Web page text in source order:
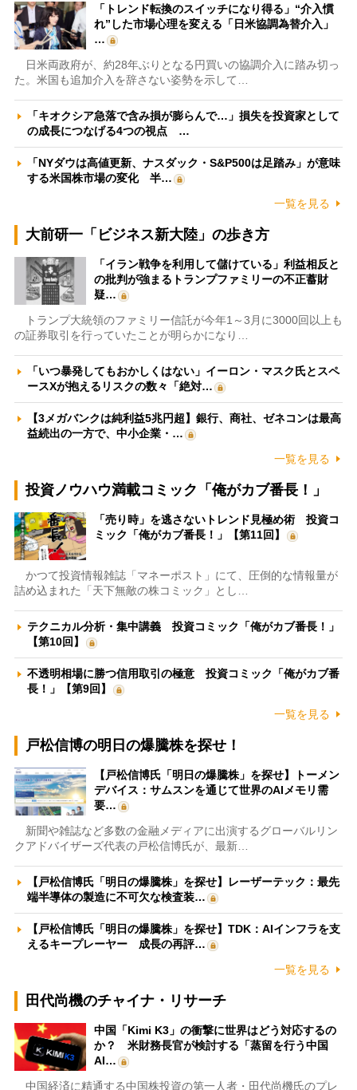
「トレンド転換のスイッチになり得る」“介入慣
れ”した市場心理を変える「日米協調為替介入」
…
日米両政府が、約28年ぶりとなる円買いの協調介入に踏み切っ
た。米国も追加介入を辞さない姿勢を示して…
「キオクシア急落で含み損が膨らんで…」損失を投資家として
の成長につなげる4つの視点 …
「NYダウは高値更新、ナスダック・S&P500は足踏み」が意味
する米国株市場の変化 半…
一覧を見る
大前研一「ビジネス新大陸」の歩き方
「イラン戦争を利用して儲けている」利益相反と
の批判が強まるトランプファミリーの不正蓄財
疑…
トランプ大統領のファミリー信託が今年1～3月に3000回以上も
の証券取引を行っていたことが明らかになり…
「いつ暴発してもおかしくはない」イーロン・マスク氏とスペ
ースXが抱えるリスクの数々「絶対…
【3メガバンクは純利益5兆円超】銀行、商社、ゼネコンは最高
益続出の一方で、中小企業・…
一覧を見る
投資ノウハウ満載コミック「俺がカブ番長！」
「売り時」を逃さないトレンド見極め術 投資コ
ミック「俺がカブ番長！」【第11回】
かつて投資情報雑誌「マネーポスト」にて、圧倒的な情報量が
詰め込まれた「天下無敵の株コミック」とし…
テクニカル分析・集中講義 投資コミック「俺がカブ番長！」
【第10回】
不透明相場に勝つ信用取引の極意 投資コミック「俺がカブ番
長！」【第9回】
一覧を見る
戸松信博の明日の爆騰株を探せ！
【戸松信博氏「明日の爆騰株」を探せ】トーメン
デバイス：サムスンを通じて世界のAIメモリ需
要…
新聞や雑誌など多数の金融メディアに出演するグローバルリン
クアドバイザーズ代表の戸松信博氏が、最新…
【戸松信博氏「明日の爆騰株」を探せ】レーザーテック：最先
端半導体の製造に不可欠な検査装…
【戸松信博氏「明日の爆騰株」を探せ】TDK：AIインフラを支
えるキープレーヤー 成長の再評…
一覧を見る
田代尚機のチャイナ・リサーチ
中国「Kimi K3」の衝撃に世界はどう対応するの
か？ 米財務長官が検討する「蒸留を行う中国
AI…
中国経済に精通する中国株投資の第一人者・田代尚機氏のプレ